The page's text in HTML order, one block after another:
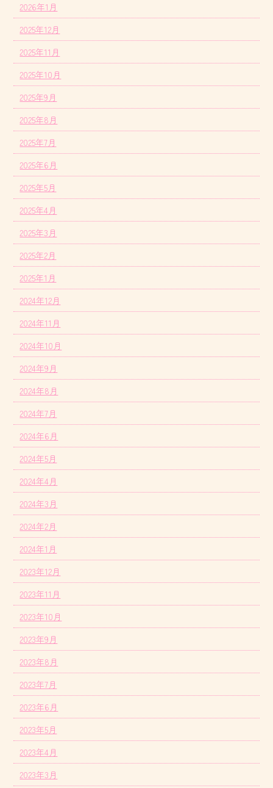
2026年1月
2025年12月
2025年11月
2025年10月
2025年9月
2025年8月
2025年7月
2025年6月
2025年5月
2025年4月
2025年3月
2025年2月
2025年1月
2024年12月
2024年11月
2024年10月
2024年9月
2024年8月
2024年7月
2024年6月
2024年5月
2024年4月
2024年3月
2024年2月
2024年1月
2023年12月
2023年11月
2023年10月
2023年9月
2023年8月
2023年7月
2023年6月
2023年5月
2023年4月
2023年3月